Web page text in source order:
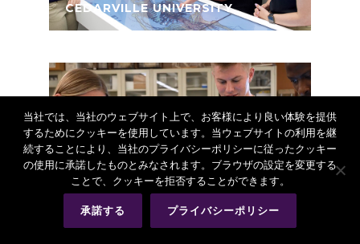
CEDARVILLE UNIVERSITY
当社では、当社のウェブサイト上で、お客様により良い体験を提供
するためにクッキーを使用しています。当ウェブサイトの利用を継
続することにより、当社のプライバシーポリシーに従ったクッキー
の使用に承諾したものとみなされます。ブラウザの設定を変更する
ことで、クッキーを拒否することができます。
承諾する プライバシーポリシー